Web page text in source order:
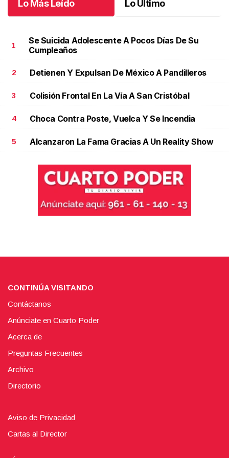
Lo Más Leído Lo Último
1
Se Suicida Adolescente A Pocos Días De Su
Cumpleaños
2 Detienen Y Expulsan De México A Pandilleros
3 Colisión Frontal En La Vía A San Cristóbal
4 Choca Contra Poste, Vuelca Y Se Incendia
5 Alcanzaron La Fama Gracias A Un Reality Show
CONTINÚA VISITANDO
Contáctanos
Anúnciate en Cuarto Poder
Acerca de
Preguntas Frecuentes
Archivo
Directorio
Aviso de Privacidad
Cartas al Director